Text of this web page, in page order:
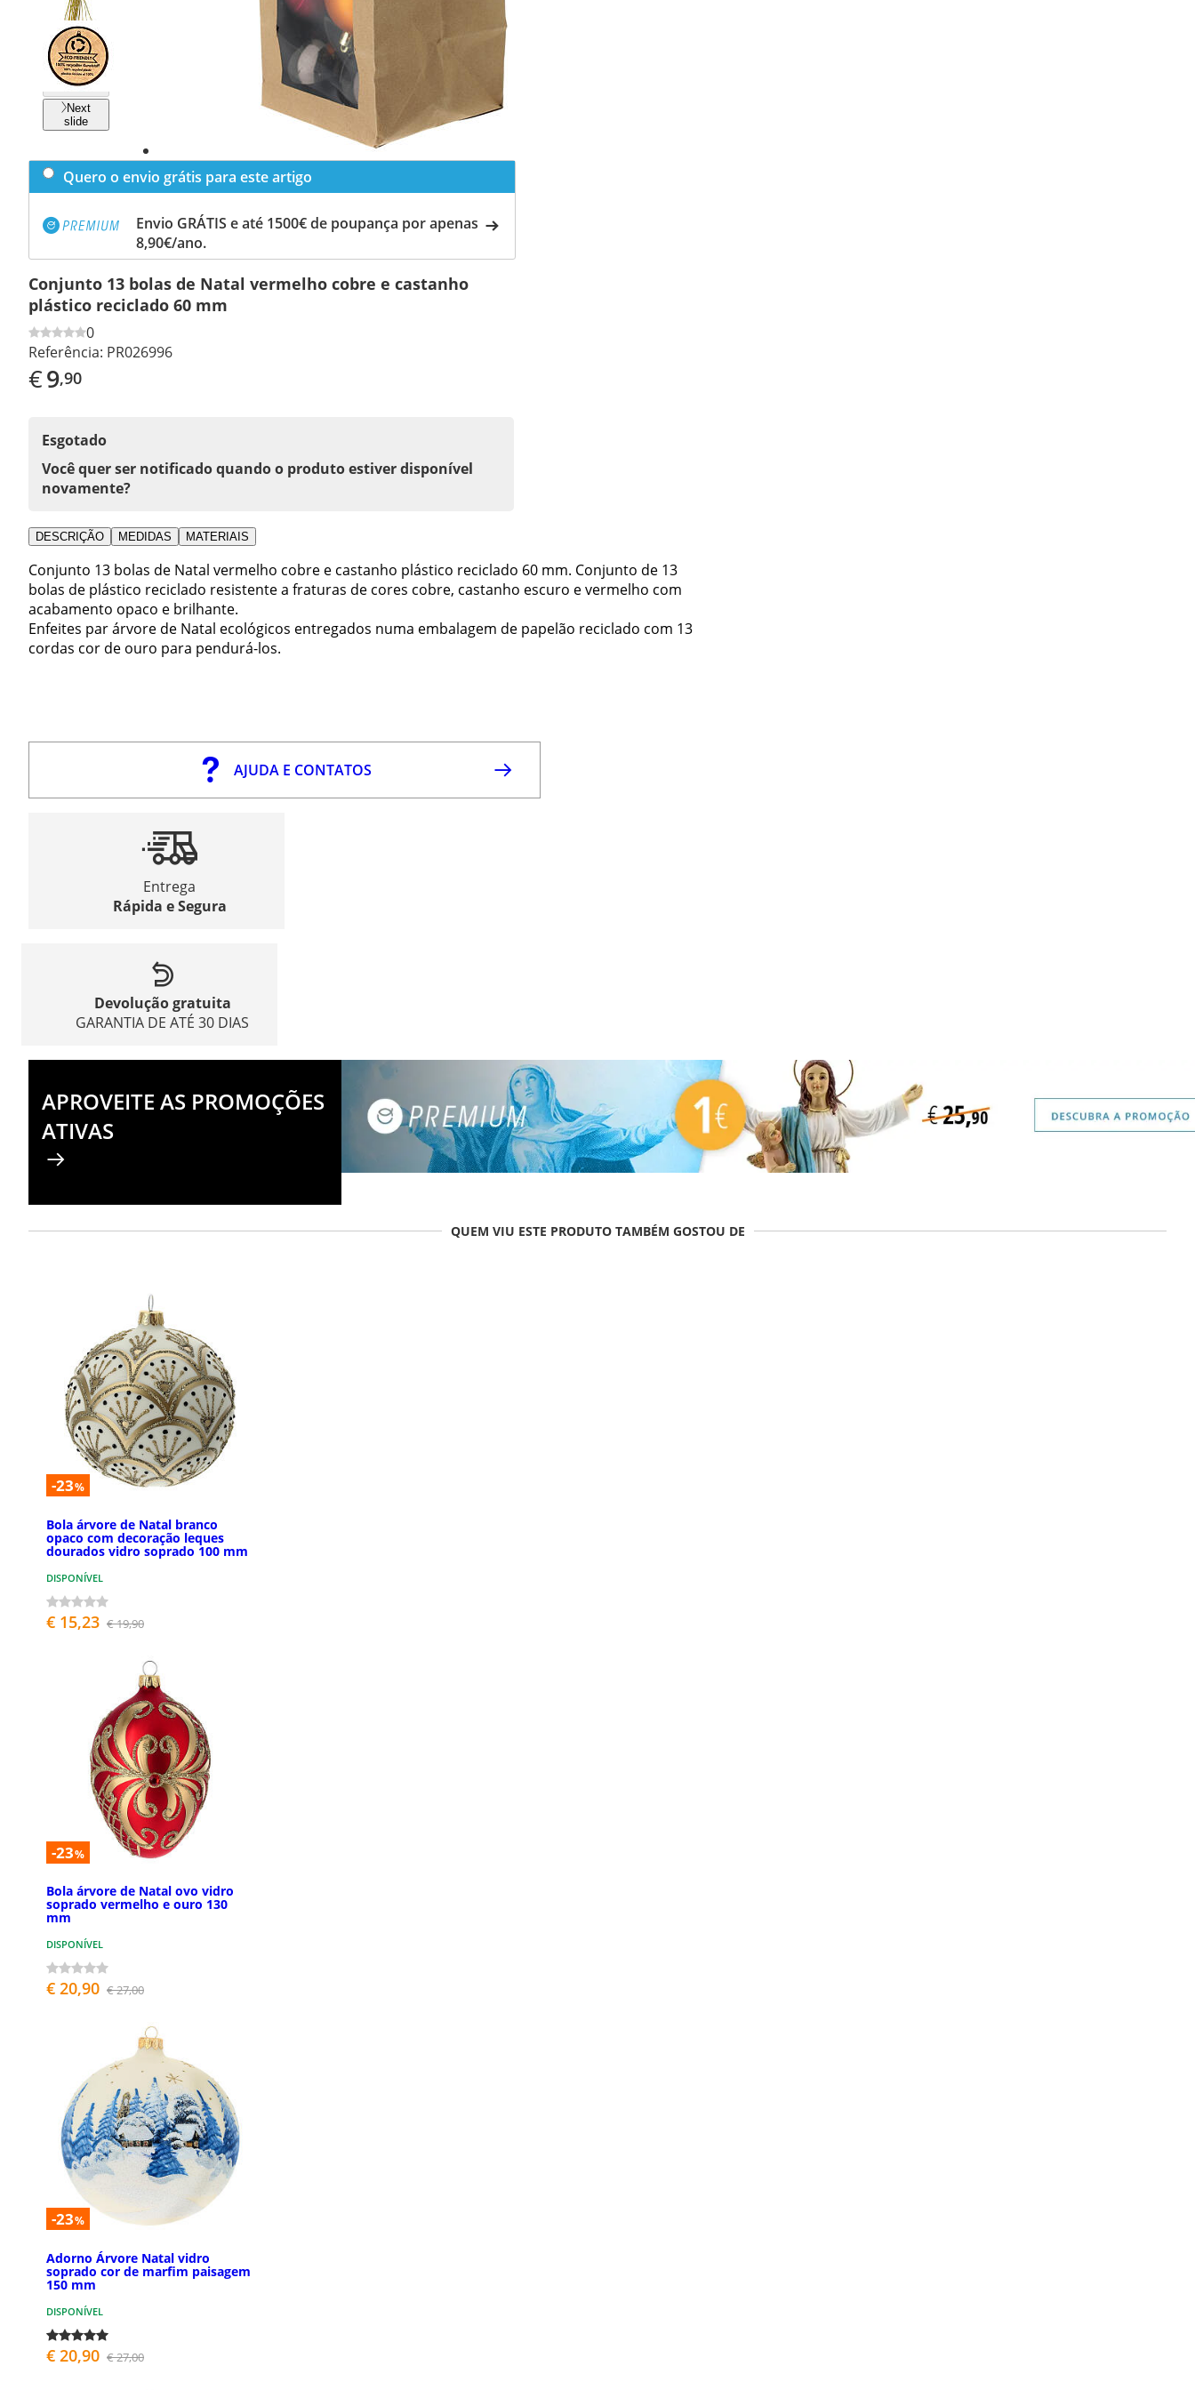
Previous
slide
Next
slide
Quero o envio grátis para este artigo
Envio GRÁTIS e até 1500€ de poupança por apenas
8,90€/ano.
Conjunto 13 bolas de Natal vermelho cobre e castanho
plástico reciclado 60 mm
0
Referência: PR026996
€9,90
Esgotado
Você quer ser notificado quando o produto estiver disponível
novamente?
DESCRIÇÃO MEDIDAS MATERIAIS
Conjunto 13 bolas de Natal vermelho cobre e castanho plástico reciclado 60 mm. Conjunto de 13
bolas de plástico reciclado resistente a fraturas de cores cobre, castanho escuro e vermelho com
acabamento opaco e brilhante.
Enfeites par árvore de Natal ecológicos entregados numa embalagem de papelão reciclado com 13
cordas cor de ouro para pendurá-los.
AJUDA E CONTATOS
Entrega
Rápida e Segura
Devolução gratuita
GARANTIA DE ATÉ 30 DIAS
APROVEITE AS PROMOÇÕES
ATIVAS
QUEM VIU ESTE PRODUTO TAMBÉM GOSTOU DE
-23%
Bola árvore de Natal branco
opaco com decoração leques
dourados vidro soprado 100 mm
DISPONÍVEL
€ 15,23 € 19,90
-23%
Bola árvore de Natal ovo vidro
soprado vermelho e ouro 130
mm
DISPONÍVEL
€ 20,90 € 27,00
-23%
Adorno Árvore Natal vidro
soprado cor de marfim paisagem
150 mm
DISPONÍVEL
€ 20,90 € 27,00